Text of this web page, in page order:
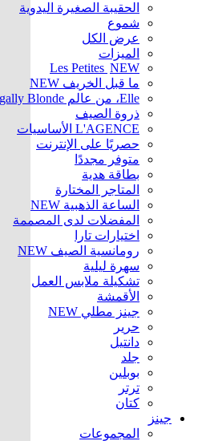
الحقيبة الصغيرة اليدوية
شموع
عرض الكل
الميزات
Les Petites NEW
ما قبل الخريف NEW
Elle، من عالم Legally Blonde بواسطة L’AGENCE
ذروة الصيف
L'AGENCE الأساسيات
حصريًا على الإنترنت
متوفر مجددًا
بطاقة هدية
المتاجر المختارة
الساعة الذهبية NEW
المفضلات لدى المصممة
اختيارات تارا
رومانسية الصيف NEW
سهرة ليلية
تشكيلة ملابس العمل
الأقمشة
جينز مطلي NEW
حرير
دانتيل
جلد
بوبلين
ترتر
كتان
جينز
المجموعات